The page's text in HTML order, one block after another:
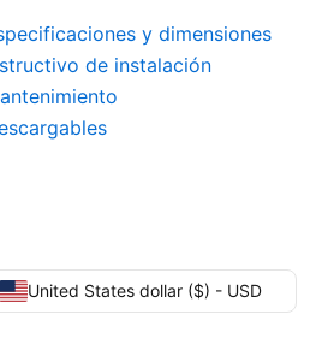
y dimensiones
de instalación
United States dollar ($) - USD